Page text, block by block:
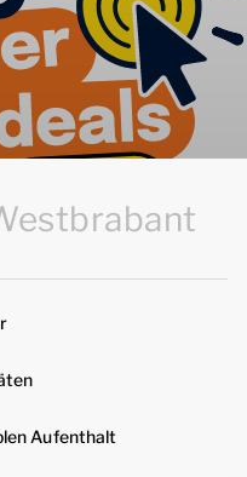
Aufenthalt